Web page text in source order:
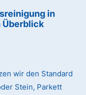
in
Überblick
wir den Standard
Stein, Parkett